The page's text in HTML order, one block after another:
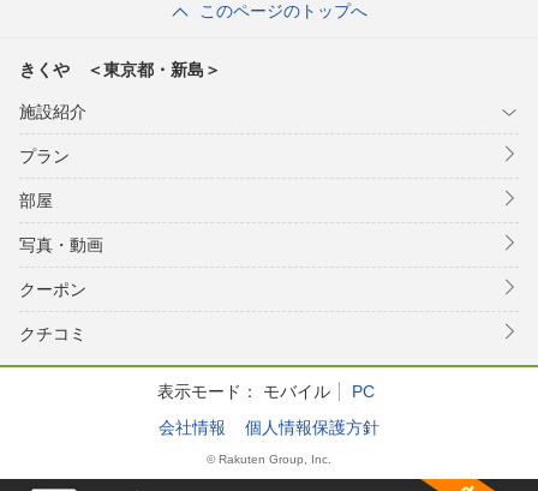
このページのトップへ
きくや ＜東京都・新島＞
施設紹介
プラン
部屋
写真・動画
クーポン
クチコミ
表示モード： モバイル
PC
会社情報
個人情報保護方針
© Rakuten Group, Inc.